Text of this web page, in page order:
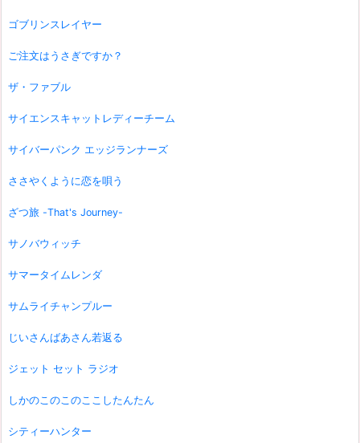
ゴブリンスレイヤー
ご注文はうさぎですか？
ザ・ファブル
サイエンスキャットレディーチーム
サイバーパンク エッジランナーズ
ささやくように恋を唄う
ざつ旅 -That's Journey-
サノバウィッチ
サマータイムレンダ
サムライチャンプルー
じいさんばあさん若返る
ジェット セット ラジオ
しかのこのこのここしたんたん
シティーハンター